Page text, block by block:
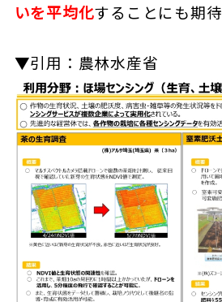
いを平均化することにも期待
▼引用：農林水産省